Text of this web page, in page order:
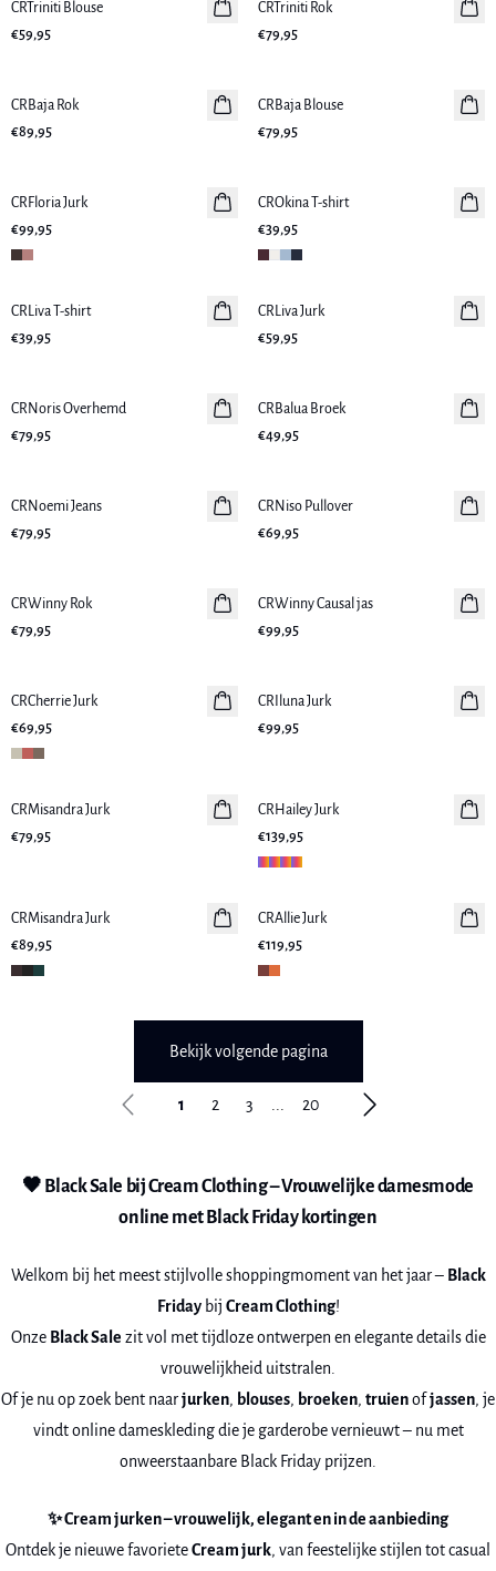
Nieuws
CRTriniti Blouse
€59,95
Nieuws
CRTriniti Rok
€79,95
Nieuws
CRBaja Rok
€89,95
Nieuws
CRBaja Blouse
€79,95
Nieuws
CRFloria Jurk
€99,95
Nieuws
CROkina T-shirt
€39,95
Nieuws
CRLiva T-shirt
€39,95
Nieuws
CRLiva Jurk
€59,95
Nieuws
CRNoris Overhemd
€79,95
Nieuws
CRBalua Broek
€49,95
Nieuws
CRNoemi Jeans
€79,95
Nieuws
CRNiso Pullover
€69,95
Nieuws
CRWinny Rok
€79,95
Nieuws
CRWinny Causal jas
€99,95
Nieuws
CRCherrie Jurk
€69,95
Nieuws
CRIluna Jurk
€99,95
Nieuws
CRMisandra Jurk
€79,95
Nieuws
CRHailey Jurk
€139,95
Nieuws
CRMisandra Jurk
€89,95
Nieuws
CRAllie Jurk
€119,95
Bekijk volgende pagina
1 2 3 20
🖤 Black Sale bij Cream Clothing – Vrouwelijke damesmode
online met Black Friday kortingen
Welkom bij het meest stijlvolle shoppingmoment van het jaar – Black
Fridaybij Cream Clothing!
Onze Black Sale zit vol met tijdloze ontwerpen en elegante details die
vrouwelijkheid uitstralen.
Of je nu op zoek bent naarjurken, blouses, broeken, truienofjassen, je
vindt online dameskleding die je garderobe vernieuwt – nu met
onweerstaanbare Black Friday prijzen.
✨ Cream jurken – vrouwelijk, elegant en in de aanbieding
Ontdek je nieuwe favorieteCream jurk, van feestelijke stijlen tot casual